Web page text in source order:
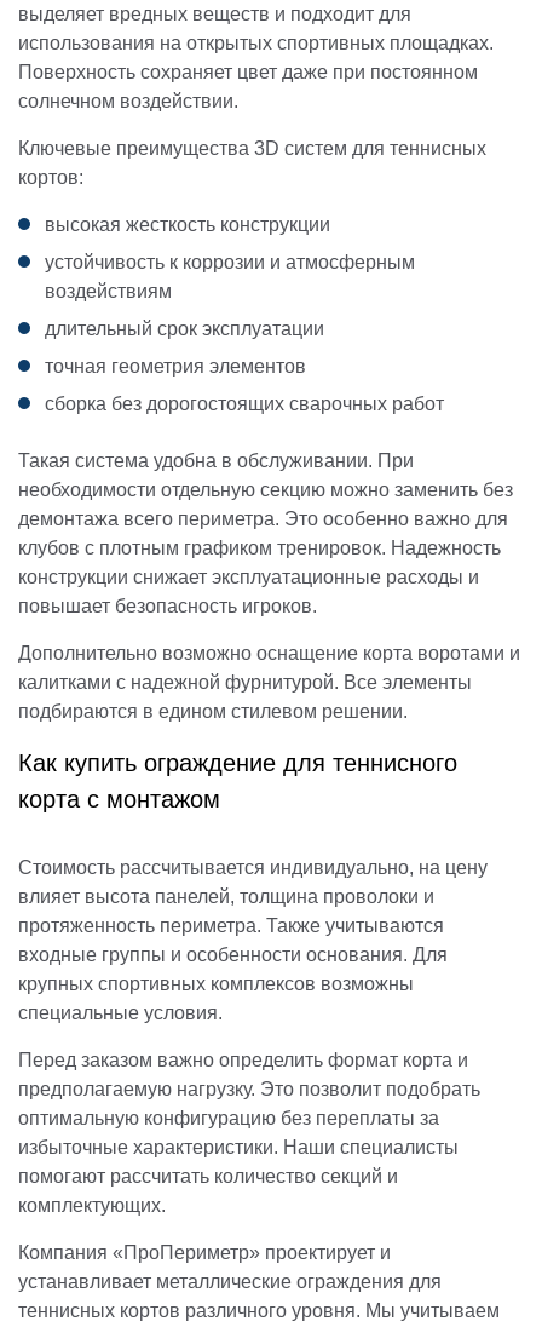
выделяет вредных веществ и подходит для
использования на открытых спортивных площадках.
Поверхность сохраняет цвет даже при постоянном
солнечном воздействии.
Ключевые преимущества 3D систем для теннисных
кортов:
высокая жесткость конструкции
устойчивость к коррозии и атмосферным
воздействиям
длительный срок эксплуатации
точная геометрия элементов
сборка без дорогостоящих сварочных работ
Такая система удобна в обслуживании. При
необходимости отдельную секцию можно заменить без
демонтажа всего периметра. Это особенно важно для
клубов с плотным графиком тренировок. Надежность
конструкции снижает эксплуатационные расходы и
повышает безопасность игроков.
Дополнительно возможно оснащение корта воротами и
калитками с надежной фурнитурой. Все элементы
подбираются в едином стилевом решении.
Как купить ограждение для теннисного
корта с монтажом
Стоимость рассчитывается индивидуально, на цену
влияет высота панелей, толщина проволоки и
протяженность периметра. Также учитываются
входные группы и особенности основания. Для
крупных спортивных комплексов возможны
специальные условия.
Перед заказом важно определить формат корта и
предполагаемую нагрузку. Это позволит подобрать
оптимальную конфигурацию без переплаты за
избыточные характеристики. Наши специалисты
помогают рассчитать количество секций и
комплектующих.
Компания «ПроПериметр» проектирует и
устанавливает металлические ограждения для
теннисных кортов различного уровня. Мы учитываем